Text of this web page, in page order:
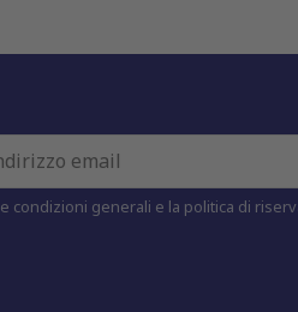
condizioni generali e la politica di